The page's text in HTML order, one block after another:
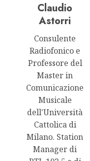
Claudio
Astorri
Consulente
Radiofonico e
Professore del
Master in
Comunicazione
Musicale
dell'Università
Cattolica di
Milano. Station
Manager di